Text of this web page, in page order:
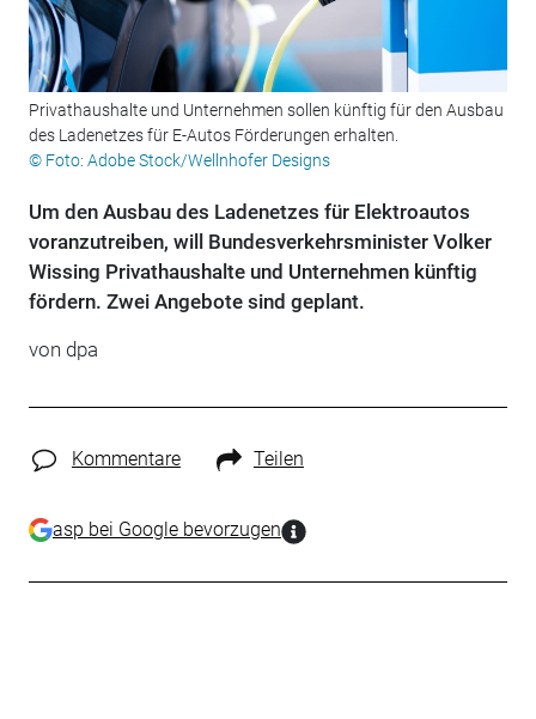
Privathaushalte und Unternehmen sollen künftig für den Ausbau
des Ladenetzes für E-Autos Förderungen erhalten.
© Foto: Adobe Stock/Wellnhofer Designs
Um den Ausbau des Ladenetzes für Elektroautos
voranzutreiben, will Bundesverkehrsminister Volker
Wissing Privathaushalte und Unternehmen künftig
fördern. Zwei Angebote sind geplant.
von dpa
Kommentare Teilen
asp bei Google bevorzugen